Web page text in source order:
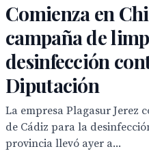
Comienza en
campaña de
desinfección
Diputación
La empresa Plagasur Jerez
de Cádiz para la
provincia llevó ayer a...